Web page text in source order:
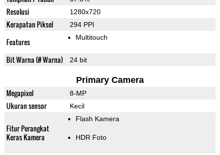
Resolusi 1280x720
Kerapatan Piksel 294 PPI
Features Multitouch
Bit Warna (# Warna) 24 bit
Primary Camera
Megapixel 8-MP
Ukuran sensor Kecil
Fitur Perangkat
Keras Kamera
Flash Kamera
HDR Foto